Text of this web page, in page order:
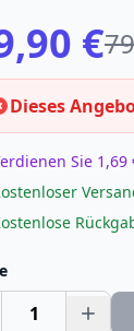
€
Dieses
Sie
1